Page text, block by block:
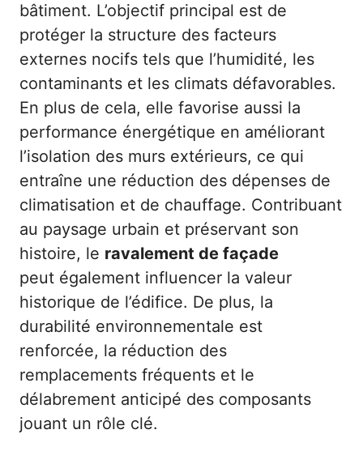
bâtiment. L’objectif principal est de
protéger la structure des facteurs
externes nocifs tels que l’humidité, les
contaminants et les climats défavorables.
En plus de cela, elle favorise aussi la
performance énergétique en améliorant
l’isolation des murs extérieurs, ce qui
entraîne une réduction des dépenses de
climatisation et de chauffage. Contribuant
au paysage urbain et préservant son
histoire, le ravalement de façade
peut également influencer la valeur
historique de l’édifice. De plus, la
durabilité environnementale est
renforcée, la réduction des
remplacements fréquents et le
délabrement anticipé des composants
jouant un rôle clé.